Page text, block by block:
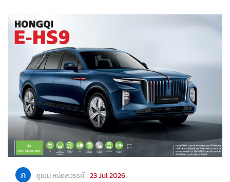
ภ ภูเขม หน่อสวรรค์ 23 Jul 2026